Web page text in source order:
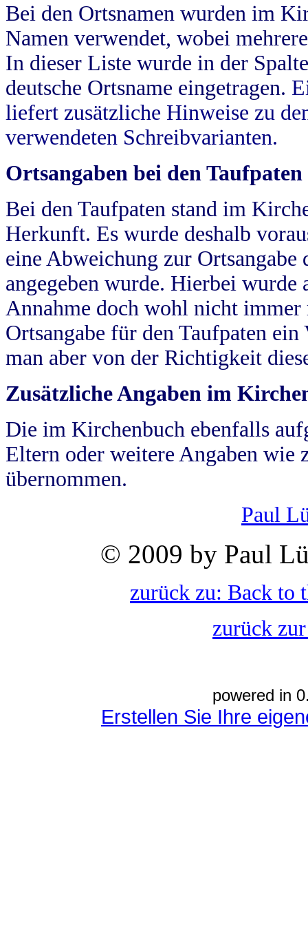
Bei den Ortsnamen wurden im
Namen verwendet, wobei
In dieser Liste wurde in der
deutsche Ortsname eingetragen.
liefert zusätzliche Hinweise zu
verwendeten Schreibvarianten.
Ortsangaben bei den Taufpaten
Bei den Taufpaten stand im
Herkunft. Es wurde deshalb
eine Abweichung zur
angegeben wurde. Hierbei wurde
Annahme doch wohl nicht
Ortsangabe für den Taufpaten
man aber von der Richtigkeit
Zusätzliche Angaben im
Die im Kirchenbuch ebenfalls
Eltern oder weitere Angaben wie
übernommen.
Paul
© 2009 by Paul
zurück zu: Back to
zurück
powered in
Erstellen Sie Ihre